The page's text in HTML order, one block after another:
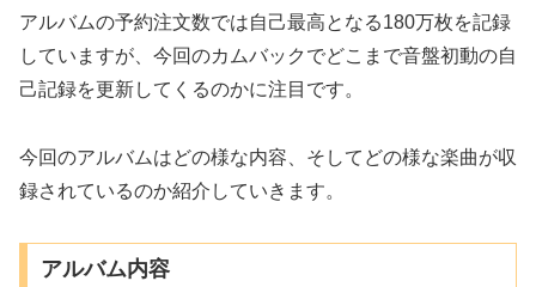
アルバムの予約注文数では自己最高となる180万枚を記録
していますが、今回のカムバックでどこまで音盤初動の自
己記録を更新してくるのかに注目です。
今回のアルバムはどの様な内容、そしてどの様な楽曲が収
録されているのか紹介していきます。
アルバム内容